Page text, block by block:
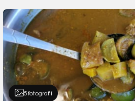
5 fotografií